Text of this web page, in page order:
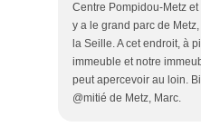
Centre Pompidou-Metz et
y a le grand parc de
la Seille. A cet endroit, à
immeuble et notre
peut apercevoir au loin.
@mitié de Metz, Marc.